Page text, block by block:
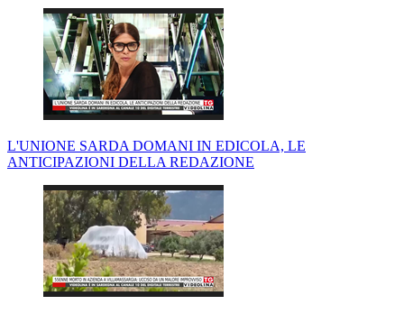
L'UNIONE SARDA DOMANI IN EDICOLA, LE
ANTICIPAZIONI DELLA REDAZIONE